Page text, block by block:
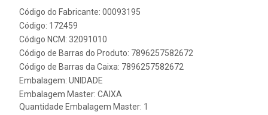
Código do Fabricante: 00093195
Código: 172459
Código NCM: 32091010
Código de Barras do Produto: 7896257582672
Código de Barras da Caixa: 7896257582672
Embalagem: UNIDADE
Embalagem Master: CAIXA
Quantidade Embalagem Master: 1